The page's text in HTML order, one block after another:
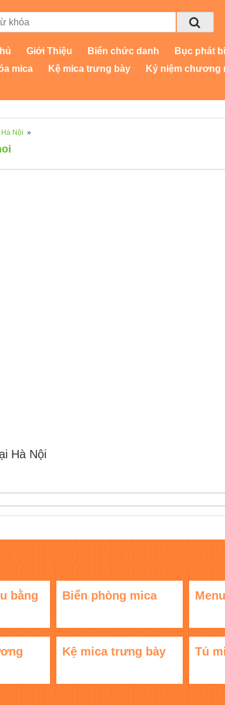
Giới Thiệu Biển chức danh Bục phát
mica
Kệ mica trưng bày Kỷ niệm chương
Nội »
Hà Nội
bằng
Biển phòng mica
Kệ mica trưng bày Tủ